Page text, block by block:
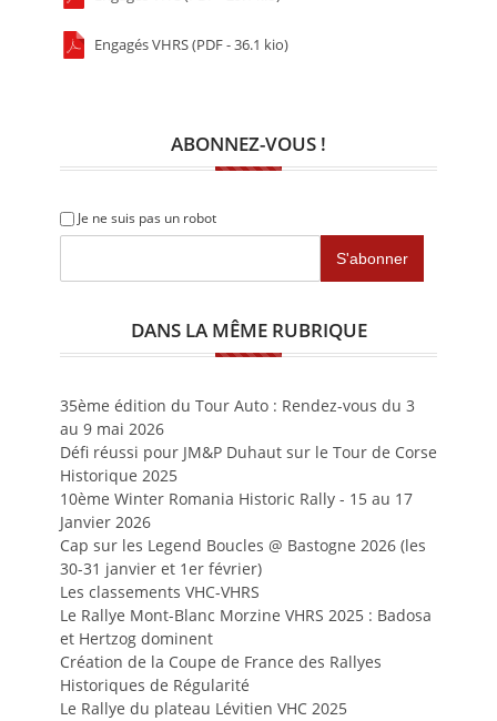
Engagés VHRS (PDF - 36.1 kio)
ABONNEZ-VOUS !
Je ne suis pas un robot
DANS LA MÊME RUBRIQUE
35ème édition du Tour Auto : Rendez-vous du 3
au 9 mai 2026
Défi réussi pour JM&P Duhaut sur le Tour de Corse
Historique 2025
10ème Winter Romania Historic Rally - 15 au 17
Janvier 2026
Cap sur les Legend Boucles @ Bastogne 2026 (les
30-31 janvier et 1er février)
Les classements VHC-VHRS
Le Rallye Mont-Blanc Morzine VHRS 2025 : Badosa
et Hertzog dominent
Création de la Coupe de France des Rallyes
Historiques de Régularité
Le Rallye du plateau Lévitien VHC 2025